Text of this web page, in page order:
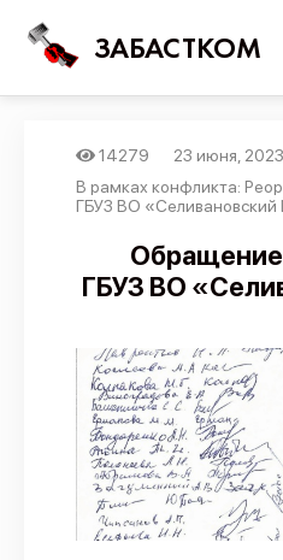
ЗАБАСТКОМ
Трудовые
Предложить
API
14279
23 июня, 2023
В рамках конфликта:
ГБУЗ ВО
ГБУЗ ВО